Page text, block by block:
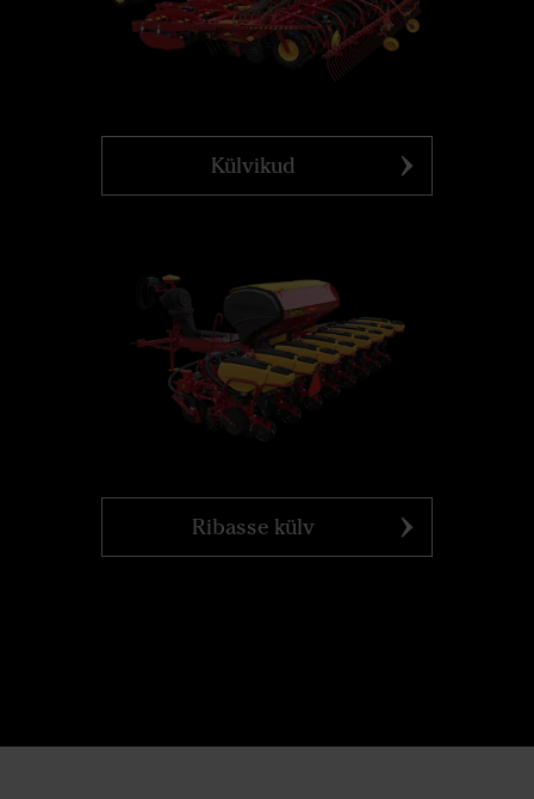
Külvikud
Ribasse külv